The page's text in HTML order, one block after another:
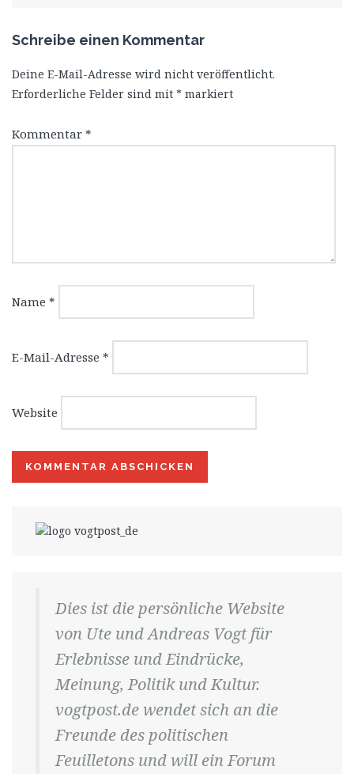
Schreibe einen Kommentar
Deine E-Mail-Adresse wird nicht veröffentlicht.
Erforderliche Felder sind mit * markiert
Kommentar *
Name *
E-Mail-Adresse *
Website
Dies ist die persönliche Website
von Ute und Andreas Vogt für
Erlebnisse und Eindrücke,
Meinung, Politik und Kultur.
vogtpost.de wendet sich an die
Freunde des politischen
Feuilletons und will ein Forum